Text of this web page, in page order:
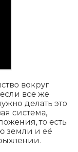
вокруг
все же
делать это
система,
то есть
земли и её